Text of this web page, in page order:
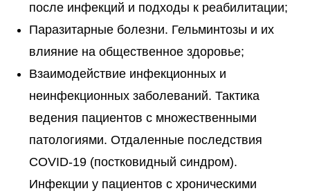
после инфекций и подходы к реабилитации;
Паразитарные болезни. Гельминтозы и их
влияние на общественное здоровье;
Взаимодействие инфекционных и
неинфекционных заболеваний. Тактика
ведения пациентов с множественными
патологиями. Отдаленные последствия
COVID-19 (постковидный синдром).
Инфекции у пациентов с хроническими